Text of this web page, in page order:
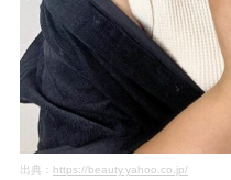
出典： https://beauty.yahoo.co.jp/